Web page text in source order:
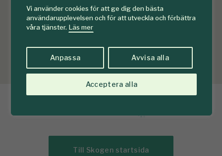
Vi använder cookies för att ge dig den bästa
användarupplevelsen och för att utveckla och förbättra
våra tjänster. Läs mer
Anpassa Avvisa alla
Acceptera alla
Flisjakten hotar
värdefull sälg